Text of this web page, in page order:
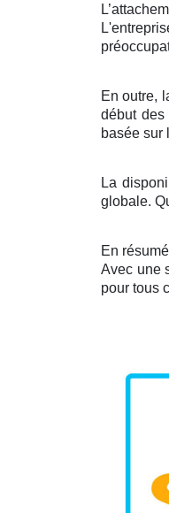
En outre,
début des
basée sur
La
globale.
En
Avec une
pour tous